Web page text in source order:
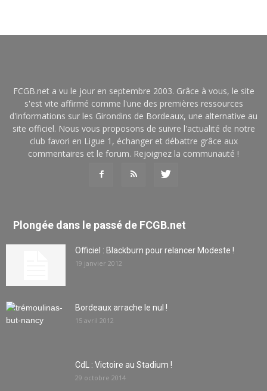
FCGB.net a vu le jour en septembre 2003. Grâce à vous, le site
s'est vite affirmé comme l'une des premières ressources
d'informations sur les Girondins de Bordeaux, une alternative au
site officiel. Nous vous proposons de suivre l'actualité de notre
club favori en Ligue 1, échanger et débattre grâce aux
commentaires et le forum. Rejoignez la communauté !
Plongée dans le passé de FCGB.net
Officiel : Blackburn pour relancer Modeste !
19 janvier 2012
Bordeaux arrache le nul !
15 avril 2012
CdL : Victoire au Stadium !
29 octobre 2014